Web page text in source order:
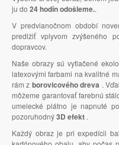
ju do 24 hodín odošleme..
V predvianočnom období
predlžiť vplyvom zvýšeného
dopravcov.
Naše obrazy sú vytlačené
latexovými farbami na kvalitné
rám z borovicového dreva .
môžeme garantovať farebnú
umelecké plátno je napnuté
pozoruhodný3D efekt .
Každý obraz je pri expedícii